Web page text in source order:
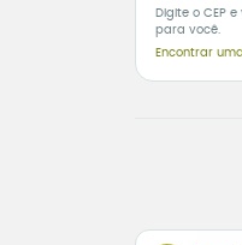
Digite o CEP
para você.
Encontrar